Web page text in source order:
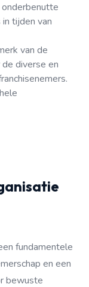
tijden van
van de
diverse en
fundamentele
en een
bewuste